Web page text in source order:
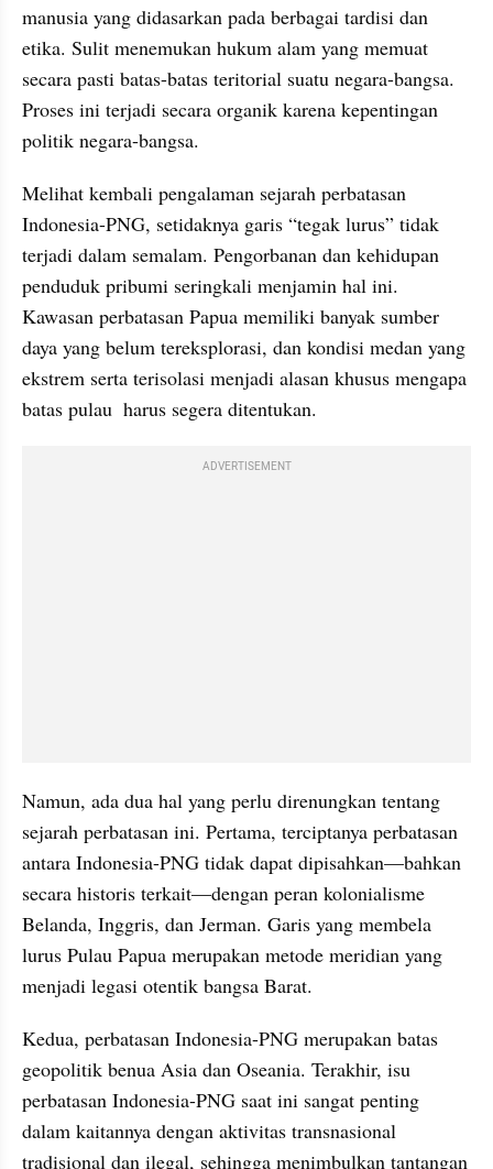
manusia yang didasarkan pada berbagai tardisi dan
etika. Sulit menemukan hukum alam yang memuat
secara pasti batas-batas teritorial suatu negara-bangsa.
Proses ini terjadi secara organik karena kepentingan
politik negara-bangsa.
Melihat kembali pengalaman sejarah perbatasan
Indonesia-PNG, setidaknya garis “tegak lurus” tidak
terjadi dalam semalam. Pengorbanan dan kehidupan
penduduk pribumi seringkali menjamin hal ini.
Kawasan perbatasan Papua memiliki banyak sumber
daya yang belum tereksplorasi, dan kondisi medan yang
ekstrem serta terisolasi menjadi alasan khusus mengapa
batas pulau  harus segera ditentukan.
ADVERTISEMENT
Namun, ada dua hal yang perlu direnungkan tentang
sejarah perbatasan ini. Pertama, terciptanya perbatasan
antara Indonesia-PNG tidak dapat dipisahkan—bahkan
secara historis terkait—dengan peran kolonialisme
Belanda, Inggris, dan Jerman. Garis yang membela
lurus Pulau Papua merupakan metode meridian yang
menjadi legasi otentik bangsa Barat.
Kedua, perbatasan Indonesia-PNG merupakan batas
geopolitik benua Asia dan Oseania. Terakhir, isu
perbatasan Indonesia-PNG saat ini sangat penting
dalam kaitannya dengan aktivitas transnasional
tradisional dan ilegal, sehingga menimbulkan tantangan